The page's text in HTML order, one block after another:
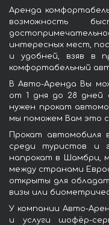
Аренда
возможность
интересных мест,
и удобней, взяв в
комфортабельный
В Авто-Аренда Вы
от 1 дня до 28 дней
нужен прокат
мы поможем Вам это
Прокат автомобиля
среди туристов и
напрокат в Шамбри,
между странами
открыты для
визы или
У компании Авто-
и услуги шофёр-